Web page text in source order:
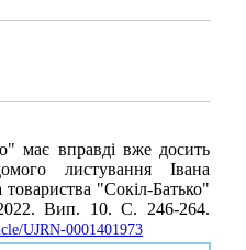
має вправді вже досить
листування Івана
товариства "Сокіл-Батько"
Вип. 10. С. 246-264.
UJRN-0001401973